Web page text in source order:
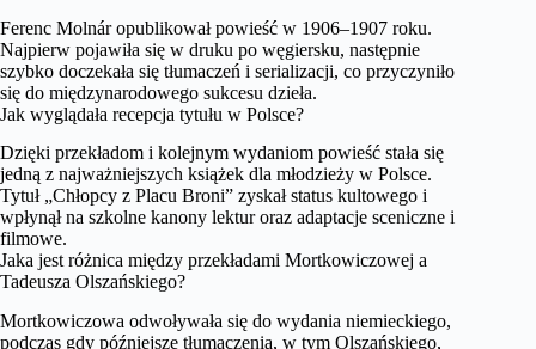
Ferenc Molnár opublikował powieść w 1906–1907 roku.
Najpierw pojawiła się w druku po węgiersku, następnie
szybko doczekała się tłumaczeń i serializacji, co przyczyniło
się do międzynarodowego sukcesu dzieła.
Jak wyglądała recepcja tytułu w Polsce?
Dzięki przekładom i kolejnym wydaniom powieść stała się
jedną z najważniejszych książek dla młodzieży w Polsce.
Tytuł „Chłopcy z Placu Broni” zyskał status kultowego i
wpłynął na szkolne kanony lektur oraz adaptacje sceniczne i
filmowe.
Jaka jest różnica między przekładami Mortkowiczowej a
Tadeusza Olszańskiego?
Mortkowiczowa odwoływała się do wydania niemieckiego,
podczas gdy późniejsze tłumaczenia, w tym Olszańskiego,